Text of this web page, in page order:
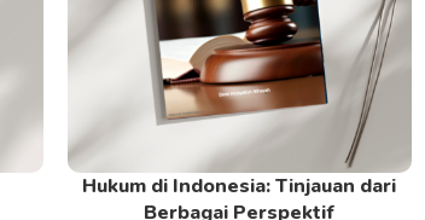
Read More
Hukum di Indonesia: Tinjauan dari
Berbagai Perspektif